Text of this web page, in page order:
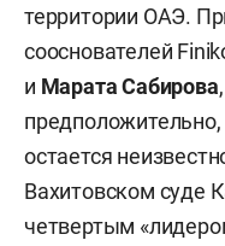
территории ОАЭ.
сооснователей
и Марата Сабирова
остается
Вахитовском суде
четвертым